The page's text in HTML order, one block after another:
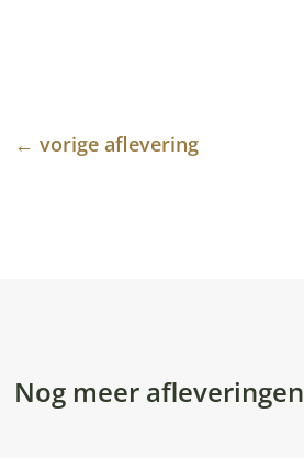
←vorige aflevering
Nog meer afleveringen